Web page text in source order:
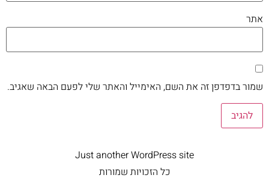
אתר
שמור בדפדפן זה את השם, האימייל והאתר שלי לפעם הבאה שאגיב.
Just another WordPress site
כל הזכויות שמורות